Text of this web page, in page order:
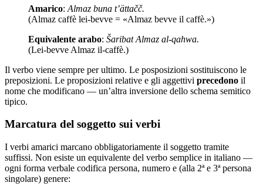
Amarico: Almaz buna t’ättačč.
(Almaz caffè lei-bevve = «Almaz bevve il caffè.»)
Equivalente arabo: Šaribat Almaz al-qahwa.
(Lei-bevve Almaz il-caffè.)
Il verbo viene sempre per ultimo. Le posposizioni sostituiscono le
preposizioni. Le proposizioni relative e gli aggettivi precedono il
nome che modificano — un’altra inversione dello schema semitico
tipico.
Marcatura del soggetto sui verbi
I verbi amarici marcano obbligatoriamente il soggetto tramite
suffissi. Non esiste un equivalente del verbo semplice in italiano —
ogni forma verbale codifica persona, numero e (alla 2ª e 3ª persona
singolare) genere: